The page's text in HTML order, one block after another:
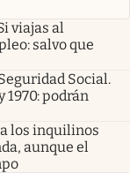
viajas al
salvo que
Social.
podrán
los inquilinos
aunque el